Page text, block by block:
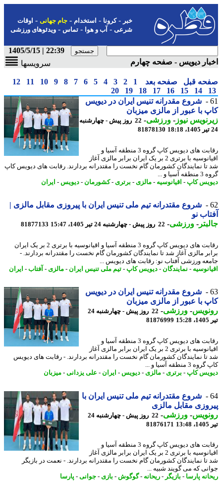
-کرونا-استخدام- جام جهانی-اوقات
شرعی-آب و هوا-تماس-ویدئوهای ورزشی
22:39 | 1405/5/15
دیویس - صفحه چهارم
سرویسها
قبل صفحه بعد 1
2
3
4
5
6
7
8
9
10
11
12
14
15
16
17
18
19
20
شروع مقدرانه تنیس ایران در دیویس
با عبور از مالزی میزبان
نیوز-ورزشی-
22 روز پیش - چهارشنبه
81878130
رقابت های دیویس کاپ گروه 3 منطقه آسیا و
اقیانوسیه با برتری 2 بر یک ایران برابر مالزی آغاز
نمایندگان کشورمان گام نخست را مقتدرانه بردارند. رقابت های دیویس کاپ
و ...
کاپ -اقیانوسیه-مالزی- برتری - کشورمان -دیویس-ایران
شروع مقتدرانه تیم ملی تنیس ایران با پیروزی مقابل مالزی |
نو
-ورزشی-22 روز پیش - چهارشنبه 24 تیر 1405، 15:47 81877133
رقابت های دیویس کاپ گروه 3 منطقه آسیا و اقیانوسیه با برتری 2 بر یک ایران
مالزی آغاز شد تا نمایندگان کشورمان گام نخست را مقتدرانه بردارند. -
ورزشی آفتاب نو: رقابت های دیویس ...
-نمایندگان-دیویس کاپ -تیم ملی تنیس ایران - مالزی- آفتاب-ایران
شروع مقدرانه تنیس ایران در دیویس
با عبور از مالزی میزبان
-ورزشی-
22 روز پیش - چهارشنبه 24
81876999
رقابت های دیویس کاپ گروه 3 منطقه آسیا و
اقیانوسیه با برتری 2 بر یک ایران برابر مالزی آغاز
نمایندگان کشورمان گام نخست را مقتدرانه بردارند. - رقابت های دیویس
3 منطقه آسیا و ...
کاپ -برتری - مالزی- دیویس-ایران - علی یزدانی- میزبان
شروع مقتدرانه تیم ملی تنیس ایران با
مقابل مالزی
-ورزشی-
22 روز پیش - چهارشنبه 24
81876171
رقابت های دیویس کاپ گروه 3 منطقه آسیا و
اقیانوسیه با برتری 2 بر یک ایران برابر مالزی آغاز
نمایندگان کشورمان گام نخست را مقتدرانه بردارند. - نعمت در بازیگر
که می گویند شبیه ...
پارسا-بازیگر-ریحانه-گوگوش-بازی - جوانی- پارسا